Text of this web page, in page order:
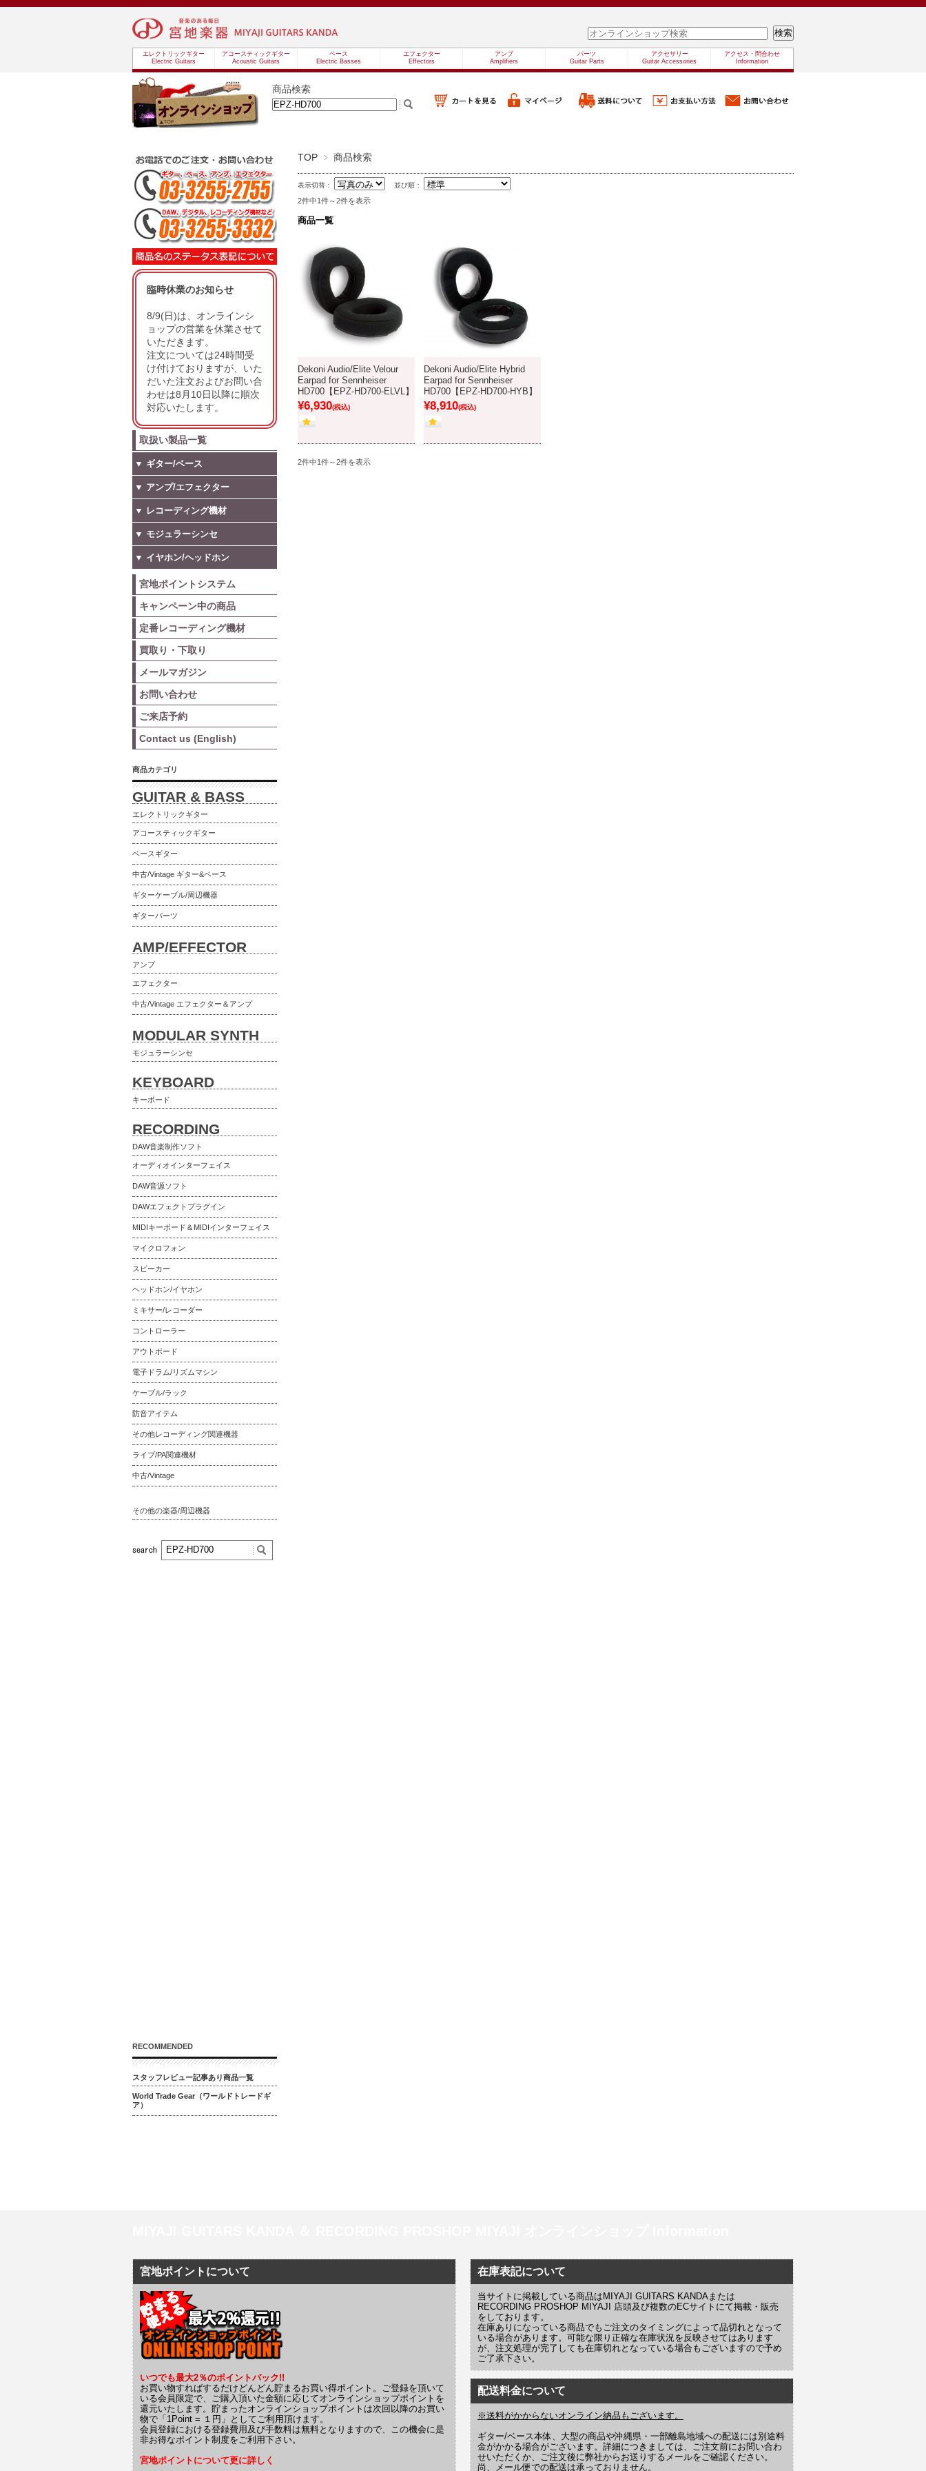
エレクトリックギター
Electric Guitars
アコースティックギター
Acoustic Guitars
ベース
Electric Basses
エフェクター
Effectors
アンプ
Amplifiers
パーツ
Guitar Parts
アクセサリー
Guitar Accessories
アクセス・問合わせ
Information
商品検索
TOP 商品検索
表示切替： 並び順：
2件中1件～2件を表示
商品一覧
Dekoni Audio/Elite Velour
Earpad for Sennheiser
HD700【EPZ-HD700-ELVL】
¥6,930(税込)
Dekoni Audio/Elite Hybrid
Earpad for Sennheiser
HD700【EPZ-HD700-HYB】
¥8,910(税込)
2件中1件～2件を表示
臨時休業のお知らせ
8/9(日)は、オンラインシ
ョップの営業を休業させて
いただきます。
注文については24時間受
け付けておりますが、いた
だいた注文およびお問い合
わせは8月10日以降に順次
対応いたします。
取扱い製品一覧
▼ ギター/ベース
▼ アンプ/エフェクター
▼ レコーディング機材
▼ モジュラーシンセ
▼ イヤホン/ヘッドホン
宮地ポイントシステム
キャンペーン中の商品
定番レコーディング機材
買取り・下取り
メールマガジン
お問い合わせ
ご来店予約
Contact us (English)
商品カテゴリ
GUITAR & BASS
エレクトリックギター
アコースティックギター
ベースギター
中古/Vintage ギター&ベース
ギターケーブル/周辺機器
ギターパーツ
AMP/EFFECTOR
アンプ
エフェクター
中古/Vintage エフェクター＆アンプ
MODULAR SYNTH
モジュラーシンセ
KEYBOARD
キーボード
RECORDING
DAW音楽制作ソフト
オーディオインターフェイス
DAW音源ソフト
DAWエフェクトプラグイン
MIDIキーボード＆MIDIインターフェイス
マイクロフォン
スピーカー
ヘッドホン/イヤホン
ミキサー/レコーダー
コントローラー
アウトボード
電子ドラム/リズムマシン
ケーブル/ラック
防音アイテム
その他レコーディング関連機器
ライブ/PA関連機材
中古/Vintage
その他の楽器/周辺機器
RECOMMENDED
スタッフレビュー記事あり商品一覧
World Trade Gear（ワールドトレードギ
ア）
宮地ポイントについて
いつでも最大2％のポイントバック!!
お買い物すればするだけどんどん貯まるお買い得ポイント。ご登録を頂いて
いる会員限定で、ご購入頂いた金額に応じてオンラインショップポイントを
還元いたします。貯まったオンラインショップポイントは次回以降のお買い
物で「1Point = １円」としてご利用頂けます。
会員登録における登録費用及び手数料は無料となりますので、この機会に是
非お得なポイント制度をご利用下さい。
宮地ポイントについて更に詳しく
在庫表記について
当サイトに掲載している商品はMIYAJI GUITARS KANDAまたは
RECORDING PROSHOP MIYAJI 店頭及び複数のECサイトにて掲載・販売
をしております。
在庫ありになっている商品でもご注文のタイミングによって品切れとなって
いる場合があります。可能な限り正確な在庫状況を反映させてはあります
が、注文処理が完了しても在庫切れとなっている場合もございますので予め
ご了承下さい。
配送料金について
※送料がかからないオンライン納品もございます。
ギター/ベース本体、大型の商品や沖縄県・一部離島地域への配送には別途料
金がかかる場合がございます。詳細につきましては、ご注文前にお問い合わ
せいただくか、ご注文後に弊社からお送りするメールをご確認ください。
尚、メール便での配送は承っておりません。